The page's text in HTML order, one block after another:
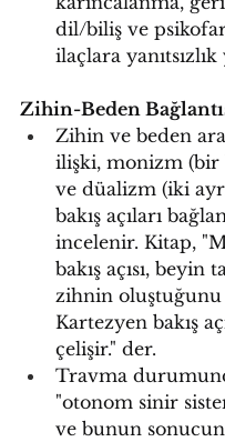
dil/biliş ve
ilaçlara
Zihin-Beden
Zihin ve beden
ilişki, monizm
ve düalizm (iki
bakış açıları
incelenir. Kitap,
bakış açısı, beyin
zihnin
Kartezyen bakış
çelişir." der.
Travma
"otonom sinir
ve bunun